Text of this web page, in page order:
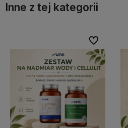
Inne z tej kategorii
Do ulubionych
Do ulubionych